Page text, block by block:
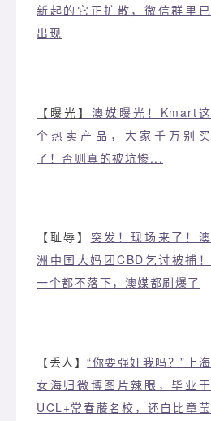
新起的它正扩散，微信群里已
出现
【曝光】 澳媒曝光！Kmart这
个热卖产品，大家千万别买
了！否则真的被坑惨...
【耻辱】 突发！现场来了！澳
洲中国大妈团CBD乞讨被捕！
一个都不落下，澳媒都刷爆了
【丢人】“你要强奸我吗？”上海
女海归微博图片辣眼，毕业于
UCL+常春藤名校，还自比章莹